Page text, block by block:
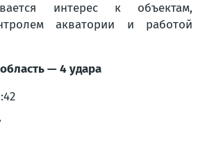
интерес к объектам,
акватории и работой
— 4 удара